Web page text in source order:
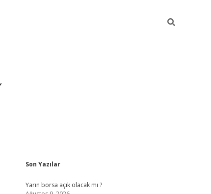
Sidebar
Son Yazılar
Yarın borsa açık olacak mı ?